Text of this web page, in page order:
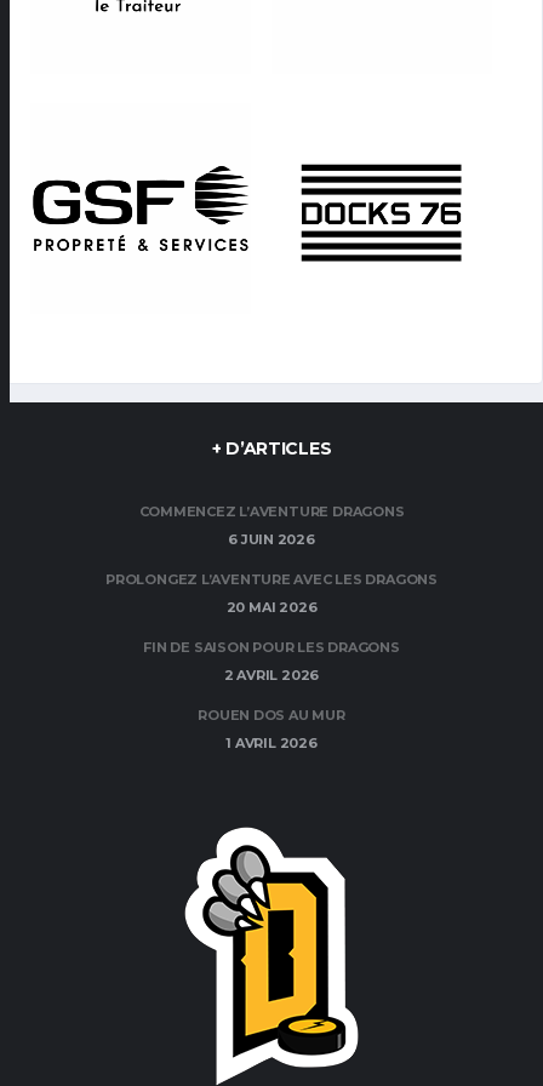
+ D’ARTICLES
COMMENCEZ L’AVENTURE DRAGONS
6 JUIN 2026
PROLONGEZ L’AVENTURE AVEC LES DRAGONS
20 MAI 2026
FIN DE SAISON POUR LES DRAGONS
2 AVRIL 2026
ROUEN DOS AU MUR
1 AVRIL 2026